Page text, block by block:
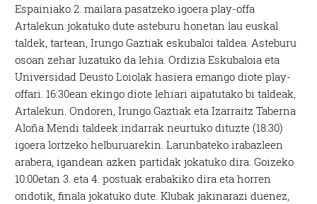
Espainiako 2. mailara pasatzeko igoera play-offa
Artalekun jokatuko dute asteburu honetan lau euskal
taldek, tartean, Irungo Gaztiak eskubaloi taldea. Asteburu
osoan zehar luzatuko da lehia. Ordizia Eskubaloia eta
Universidad Deusto Loiolak hasiera emango diote play-
offari. 16:30ean ekingo diote lehiari aipatutako bi taldeak,
Artalekun. Ondoren, Irungo Gaztiak eta Izarraitz Taberna
Aloña Mendi taldeek indarrak neurtuko dituzte (18:30)
igoera lortzeko helburuarekin. Larunbateko irabazleen
arabera, igandean azken partidak jokatuko dira. Goizeko
10:00etan 3. eta 4. postuak erabakiko dira eta horren
ondotik, finala jokatuko dute. Klubak jakinarazi duenez,